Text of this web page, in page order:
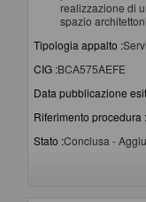
realizzazione di
spazio
Tipologia appalto :
CIG :BCA575AEFE
Data pubblicazione
Riferimento procedura :
Stato :Conclusa -